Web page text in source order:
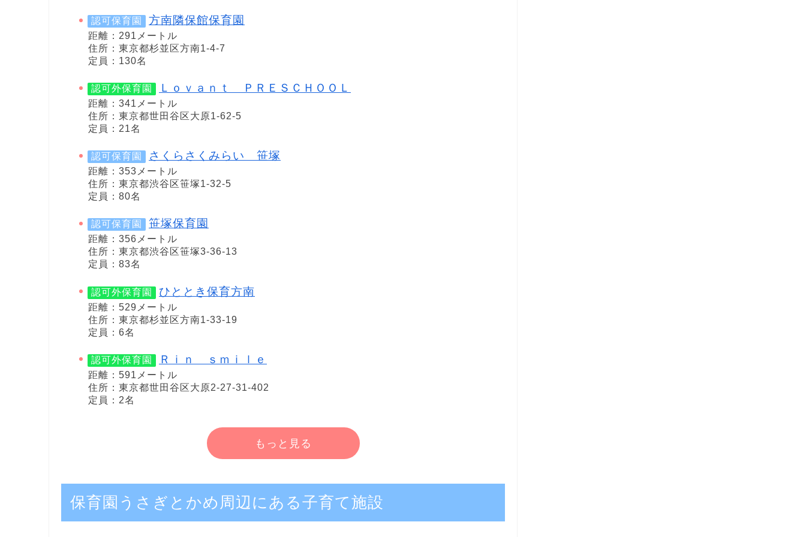
認可保育園 方南隣保館保育園
距離：291メートル
住所：東京都杉並区方南1-4-7
定員：130名
認可外保育園 Ｌｏｖａｎｔ ＰＲＥＳＣＨＯＯＬ
距離：341メートル
住所：東京都世田谷区大原1-62-5
定員：21名
認可保育園 さくらさくみらい 笹塚
距離：353メートル
住所：東京都渋谷区笹塚1-32-5
定員：80名
認可保育園 笹塚保育園
距離：356メートル
住所：東京都渋谷区笹塚3-36-13
定員：83名
認可外保育園 ひととき保育方南
距離：529メートル
住所：東京都杉並区方南1-33-19
定員：6名
認可外保育園 Ｒｉｎ ｓｍｉｌｅ
距離：591メートル
住所：東京都世田谷区大原2-27-31-402
定員：2名
もっと見る
保育園うさぎとかめ周辺にある子育て施設